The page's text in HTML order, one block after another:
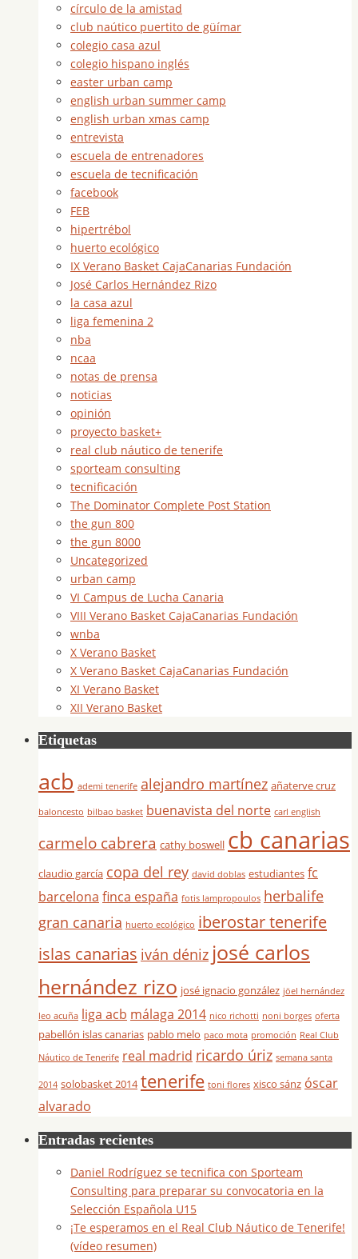
círculo de la amistad
club naútico puertito de güímar
colegio casa azul
colegio hispano inglés
easter urban camp
english urban summer camp
english urban xmas camp
entrevista
escuela de entrenadores
escuela de tecnificación
facebook
FEB
hipertrébol
huerto ecológico
IX Verano Basket CajaCanarias Fundación
José Carlos Hernández Rizo
la casa azul
liga femenina 2
nba
ncaa
notas de prensa
noticias
opinión
proyecto basket+
real club náutico de tenerife
sporteam consulting
tecnificación
The Dominator Complete Post Station
the gun 800
the gun 8000
Uncategorized
urban camp
VI Campus de Lucha Canaria
VIII Verano Basket CajaCanarias Fundación
wnba
X Verano Basket
X Verano Basket CajaCanarias Fundación
XI Verano Basket
XII Verano Basket
Etiquetas
acb ademi tenerife alejandro martínez añaterve cruz
baloncesto bilbao basket buenavista del norte carl english
carmelo cabrera cathy boswell cb canarias
claudio garcía copa del rey david doblas estudiantes fc
barcelona finca españa fotis lampropoulos herbalife
gran canaria huerto ecológico iberostar tenerife
islas canarias iván déniz josé carlos
hernández rizo josé ignacio gonzález jöel hernández
leo acuña liga acb málaga 2014 nico richotti noni borges oferta
pabellón islas canarias pablo melo paco mota promoción Real Club
Náutico de Tenerife real madrid ricardo úriz semana santa
2014 solobasket 2014 tenerife toni flores xisco sánz óscar
alvarado
Entradas recientes
Daniel Rodríguez se tecnifica con Sporteam
Consulting para preparar su convocatoria en la
Selección Española U15
¡Te esperamos en el Real Club Náutico de Tenerife!
(vídeo resumen)